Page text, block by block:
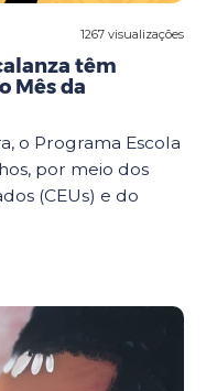
1267 visualizações
têm
Mês da
o Programa Escola
por meio dos
(CEUs) e do